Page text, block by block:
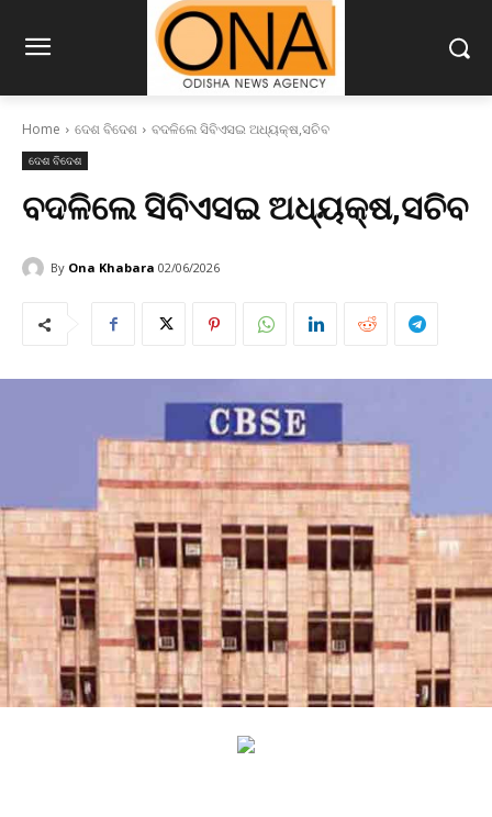
Home ଦେଶ ବିଦେଶ ବଦଳିଲେ ସିବିଏସଇ ଅଧ୍ୟକ୍ଷ,ସଚିବ
ଦେଶ ବିଦେଶ
ବଦଳିଲେ ସିବିଏସଇ ଅଧ୍ୟକ୍ଷ,ସଚିବ
By Ona Khabara 02/06/2026